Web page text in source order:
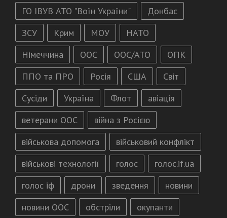
ГО ІВУВ АТО "Воїн України"
Донбас
ЗСУ
Крим МОУ
НАТО
Німеччина
ООС ООС/АТО
ОПК
ППО та ПРО
Росія США
Світ
Сусіди
Україна Флот
авіація
ветерани ООС
війна з Росією
військова допомога
військовий конфлікт
військові технології
голос
голос.if.ua
голос іф
дрони зведення
новини
новини ООС
обстріли окупанти